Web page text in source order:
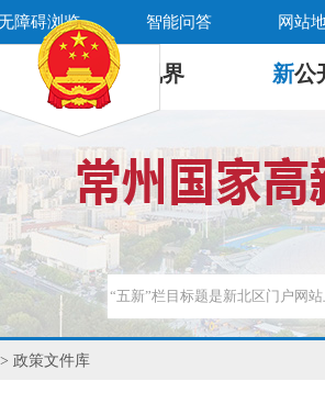
障碍浏览 智能问答 网站
新 视界 新公
政策文件库